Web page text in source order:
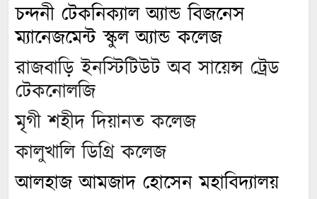
চন্দনী টেকনিক্যাল অ্যান্ড বিজনেস
ম্যানেজমেন্ট স্কুল অ্যান্ড কলেজ
রাজবাড়ি ইনস্টিটিউট অব সায়েন্স ট্রেড
টেকনোলজি
মৃগী শহীদ দিয়ানত কলেজ
কালুখালি ডিগ্রি কলেজ
আলহাজ আমজাদ হোসেন মহাবিদ্যালয়